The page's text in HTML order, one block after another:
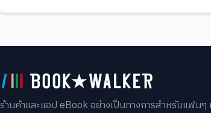
ร้านค้าและแอป eBook อย่างเป็นทางการสำหรับแฟนๆ